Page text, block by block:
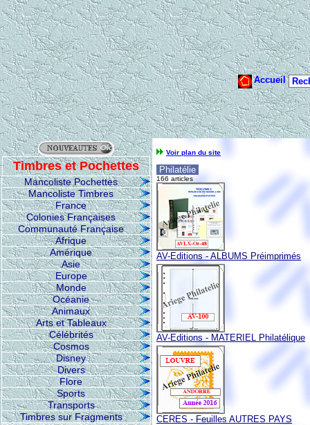
Timbres et Pochettes
Mancoliste Pochettes
Mancoliste Timbres
France
Colonies Françaises
Communauté Française
Afrique
Amérique
Asie
Europe
Monde
Océanie
Animaux
Arts et Tableaux
Célébrités
Cosmos
Disney
Divers
Flore
Sports
Transports
Timbres sur Fragments
Voir plan du site
Philatélie
166 articles
AV-Editions - ALBUMS Préimprimés
AV-Editions - MATERIEL Philatélique
CERES - Feuilles AUTRES PAYS